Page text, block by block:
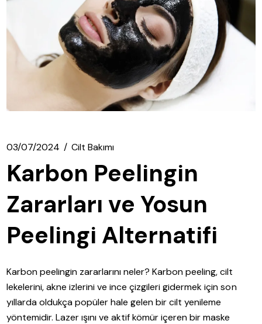
03/07/2024 Cilt Bakımı
Karbon Peelingin
Zararları ve Yosun
Peelingi Alternatifi
Karbon peelingin zararlarını neler? Karbon peeling, cilt
lekelerini, akne izlerini ve ince çizgileri gidermek için son
yıllarda oldukça popüler hale gelen bir cilt yenileme
yöntemidir. Lazer ışını ve aktif kömür içeren bir maske